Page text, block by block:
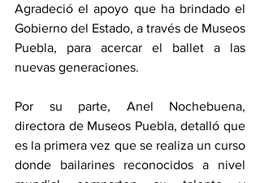
Agradeció el apoyo que ha brindado el
Gobierno del Estado, a través de Museos
Puebla, para acercar el ballet a las
nuevas generaciones.
Por su parte, Anel Nochebuena,
directora de Museos Puebla, detalló que
es la primera vez que se realiza un curso
donde bailarines reconocidos a nivel